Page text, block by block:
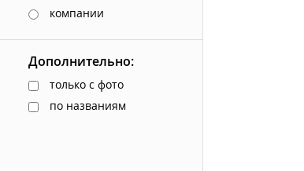
компании
Дополнительно:
только с фото
по названиям